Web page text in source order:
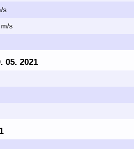
s
s
05. 2021